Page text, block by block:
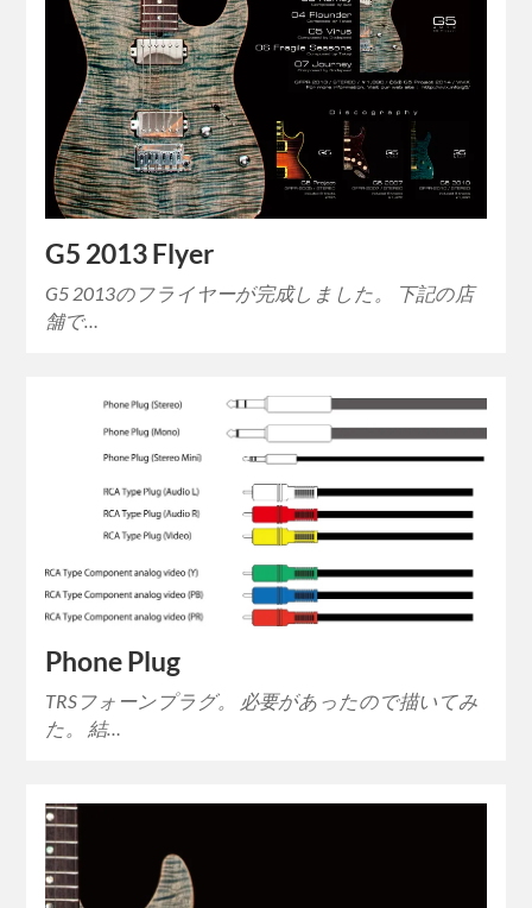
G5 2013 Flyer
G5 2013のフライヤーが完成しました。 下記の店
舗で…
Phone Plug
TRSフォーンプラグ。 必要があったので描いてみ
た。 結…